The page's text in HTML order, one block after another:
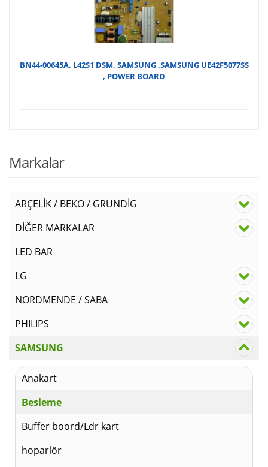
BN44-00645A, L42S1 DSM, SAMSUNG ,SAMSUNG UE42F5077SS
, POWER BOARD
Markalar
ARÇELİK / BEKO / GRUNDİG
DİĞER MARKALAR
LED BAR
LG
NORDMENDE / SABA
PHILIPS
SAMSUNG
Anakart
Besleme
Buffer boord/Ldr kart
hoparlör